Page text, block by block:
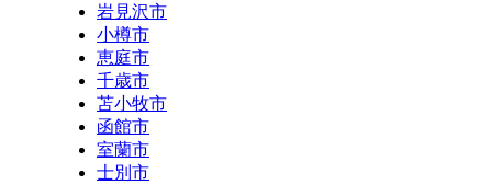
岩見沢市
小樽市
恵庭市
千歳市
苫小牧市
函館市
室蘭市
士別市